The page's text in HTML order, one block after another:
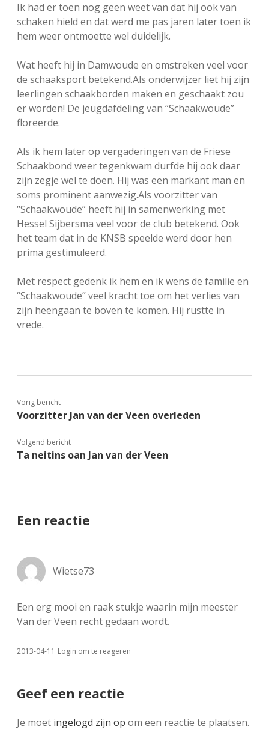
Ik had er toen nog geen weet van dat hij ook van
schaken hield en dat werd me pas jaren later toen ik
hem weer ontmoette wel duidelijk.
Wat heeft hij in Damwoude en omstreken veel voor
de schaaksport betekend.Als onderwijzer liet hij zijn
leerlingen schaakborden maken en geschaakt zou
er worden! De jeugdafdeling van “Schaakwoude”
floreerde.
Als ik hem later op vergaderingen van de Friese
Schaakbond weer tegenkwam durfde hij ook daar
zijn zegje wel te doen. Hij was een markant man en
soms prominent aanwezig.Als voorzitter van
“Schaakwoude” heeft hij in samenwerking met
Hessel Sijbersma veel voor de club betekend. Ook
het team dat in de KNSB speelde werd door hen
prima gestimuleerd.
Met respect gedenk ik hem en ik wens de familie en
“Schaakwoude” veel kracht toe om het verlies van
zijn heengaan te boven te komen. Hij rustte in
vrede.
Vorig bericht
Voorzitter Jan van der Veen overleden
Volgend bericht
Ta neitins oan Jan van der Veen
Een reactie
Wietse73
Een erg mooi en raak stukje waarin mijn meester
Van der Veen recht gedaan wordt.
2013-04-11 Login om te reageren
Geef een reactie
Je moet ingelogd zijn op om een reactie te plaatsen.